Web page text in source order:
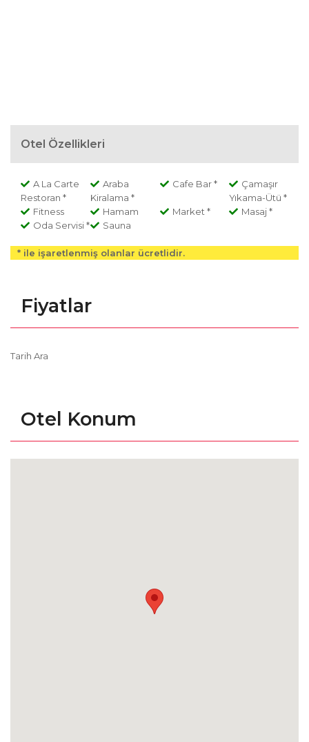
Otel Özellikleri
A La Carte
Restoran *
Araba
Kiralama *
Cafe Bar *
Çamaşır
Yıkama-Ütü *
Fitness
Hamam Market *
Masaj *
Oda Servisi *
Sauna
* ile işaretlenmiş olanlar ücretlidir.
Fiyatlar
Tarih Ara
Otel Konum